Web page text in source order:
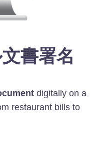
書署名
digitally on a
restaurant bills to